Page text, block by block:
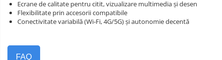
Ecrane de calitate pentru citit, vizualizare multimedia și desen
Flexibilitate prin accesorii compatibile
Conectivitate variabilă (Wi‑Fi, 4G/5G) și autonomie decentă
FAQ